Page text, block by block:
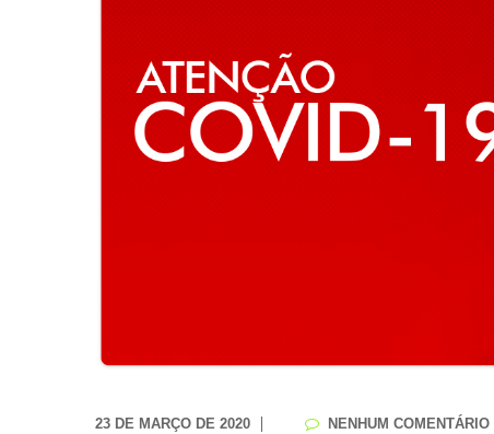
23 DE MARÇO DE 2020 NENHUM COMENTÁRIO